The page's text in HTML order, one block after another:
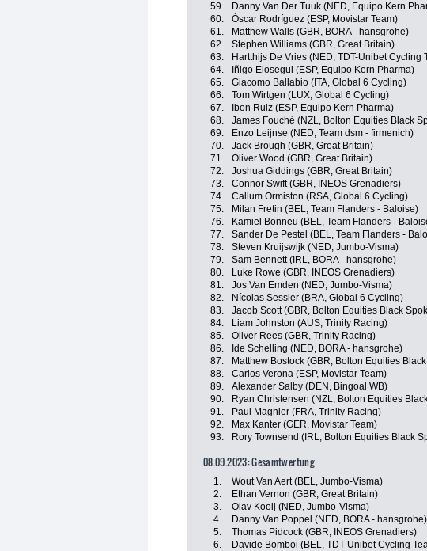
59.
Danny Van Der Tuuk (NED, Equipo Kern
60.
Óscar Rodríguez (ESP, Movistar Team)
61.
Matthew Walls (GBR, BORA - hansgrohe)
62.
Stephen Williams (GBR, Great Britain)
63.
Hartthijs De Vries (NED, TDT-Unibet Cycling
64.
Iñigo Elosegui (ESP, Equipo Kern Pharma)
65.
Giacomo Ballabio (ITA, Global 6 Cycling)
66.
Tom Wirtgen (LUX, Global 6 Cycling)
67.
Ibon Ruiz (ESP, Equipo Kern Pharma)
68.
James Fouché (NZL, Bolton Equities Black
69.
Enzo Leijnse (NED, Team dsm - firmenich)
70.
Jack Brough (GBR, Great Britain)
71.
Oliver Wood (GBR, Great Britain)
72.
Joshua Giddings (GBR, Great Britain)
73.
Connor Swift (GBR, INEOS Grenadiers)
74.
Callum Ormiston (RSA, Global 6 Cycling)
75.
Milan Fretin (BEL, Team Flanders - Baloise)
76.
Kamiel Bonneu (BEL, Team Flanders -
77.
Sander De Pestel (BEL, Team Flanders -
78.
Steven Kruijswijk (NED, Jumbo-Visma)
79.
Sam Bennett (IRL, BORA - hansgrohe)
80.
Luke Rowe (GBR, INEOS Grenadiers)
81.
Jos Van Emden (NED, Jumbo-Visma)
82.
Nícolas Sessler (BRA, Global 6 Cycling)
83.
Jacob Scott (GBR, Bolton Equities Black
84.
Liam Johnston (AUS, Trinity Racing)
85.
Oliver Rees (GBR, Trinity Racing)
86.
Ide Schelling (NED, BORA - hansgrohe)
87.
Matthew Bostock (GBR, Bolton Equities
88.
Carlos Verona (ESP, Movistar Team)
89.
Alexander Salby (DEN, Bingoal WB)
90.
Ryan Christensen (NZL, Bolton Equities
91.
Paul Magnier (FRA, Trinity Racing)
92.
Max Kanter (GER, Movistar Team)
93.
Rory Townsend (IRL, Bolton Equities Black
08.09.2023: Gesamtwertung
1. Wout Van Aert (BEL, Jumbo-Visma)
2.
Ethan Vernon (GBR, Great Britain)
3.
Olav Kooij (NED, Jumbo-Visma)
4.
Danny Van Poppel (NED, BORA - hansgrohe)
5.
Thomas Pidcock (GBR, INEOS Grenadiers)
6.
Davide Bomboi (BEL, TDT-Unibet Cycling